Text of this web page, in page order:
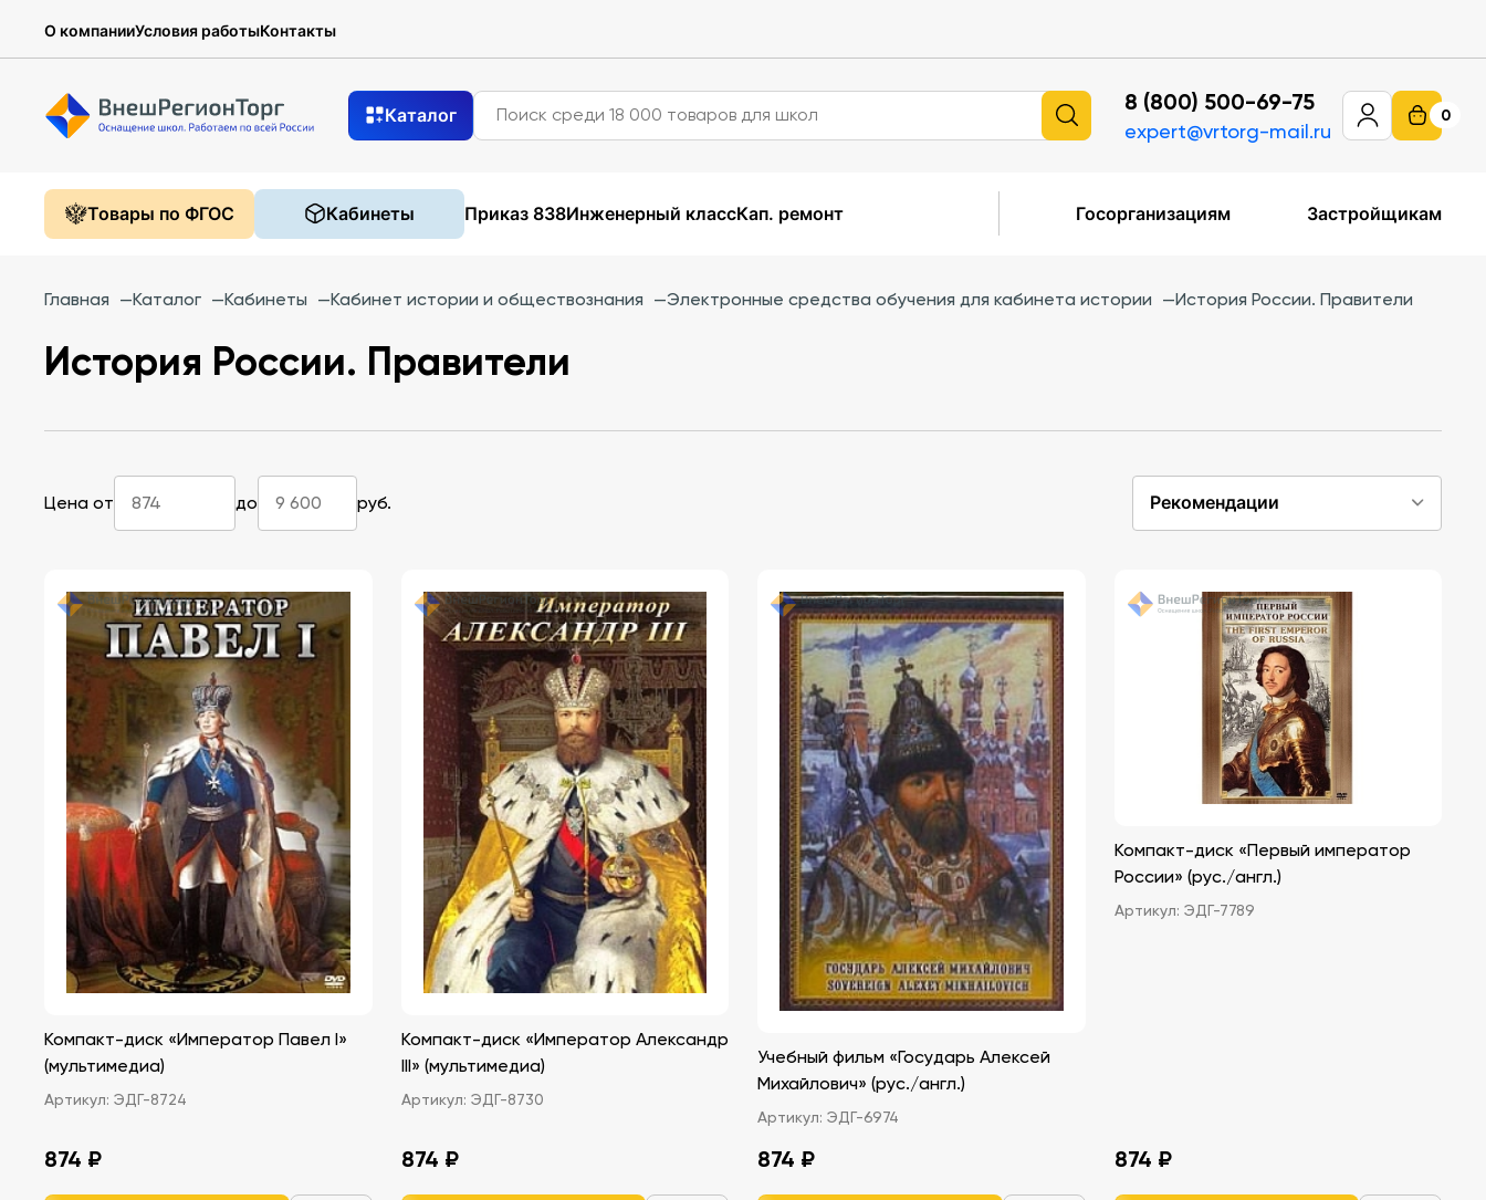
О компанииУсловия работыКонтакты
Каталог 8 (800) 500-69-75
expert@vrtorg-mail.ru
0
Товары по ФГОС Кабинеты Приказ 838Инженерный классКап. ремонт Госорганизациям Застройщикам
Главная —Каталог —Кабинеты —Кабинет истории и обществознания —Электронные средства обучения для кабинета истории —История России. Правители
История России. Правители
Цена от до руб. Рекомендации
Компакт-диск «Император Павел I»
(мультимедиа)
Артикул: ЭДГ-8724
874 ₽
Компакт-диск «Император Александр
III» (мультимедиа)
Артикул: ЭДГ-8730
874 ₽
Учебный фильм «Государь Алексей
Михайлович» (рус./англ.)
Артикул: ЭДГ-6974
874 ₽
Компакт-диск «Первый император
России» (рус./англ.)
Артикул: ЭДГ-7789
874 ₽